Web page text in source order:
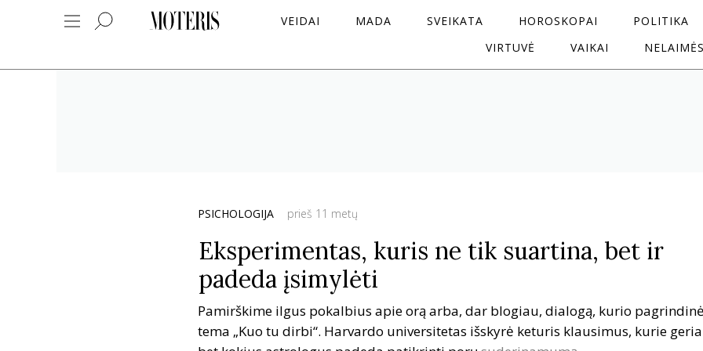
VEIDAI MADA SVEIKATA HOROSKOPAI
POLITIKA
VIRTUVĖ
VAIKAI
PSICHOLOGIJA prieš 11 metų
Eksperimentas, kuris ne tik suartina, bet ir
padeda įsimylėti
Pamirškime ilgus pokalbius apie orą arba, dar blogiau, dialogą, kurio
tema „Kuo tu dirbi“. Harvardo universitetas išskyrė keturis klausimus, kurie